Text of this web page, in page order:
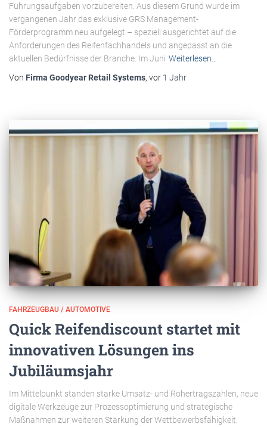
Führungsaufgaben vorzubereiten. Aus diesem Grund wurde im
vergangenen Jahr das exklusive GRS Management-
Förderprogramm neu aufgelegt – speziell ausgerichtet auf die
Anforderungen des Reifenfachhandels und angepasst an die
aktuellen Bedürfnisse der Branche. Im Juni Weiterlesen…
Von Firma Goodyear Retail Systems, vor 1 Jahr
FAHRZEUGBAU / AUTOMOTIVE
Quick Reifendiscount startet mit
innovativen Lösungen ins
Jubiläumsjahr
Im Mittelpunkt standen starke Umsatz- und Rohertragszahlen, neue
digitale Werkzeuge zur Prozessoptimierung und strategische
Maßnahmen zur weiteren Stärkung der Wettbewerbsfähigkeit.